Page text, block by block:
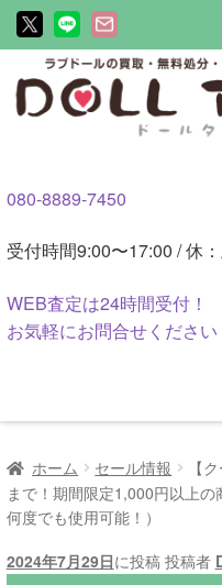
ビ
ゲ
ョ
へ
キ
ッ
ン
テ
へ
キ
プ
080-8889-7450
受付時間9:00〜17:00 / 休
WEB査定は24時間受付！
お気軽にお問合せください
HOME
商品一覧
ホーム セール情報
【
まで！期間限定1,000円以上
何度でも使用可能！）
2024年7月29日に投稿 投稿者